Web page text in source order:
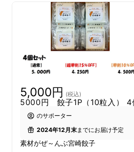
契約農家さんたちが丁寧に
くあんにしています。
野崎漬物株式会社は、宮崎県
業73年の老舗漬物屋です。
愛情をもって漬け込んだ沢庵
食卓へお届けしています。
素材の旨みを活かした沢庵は
級寿司店でも長年ご愛顧いた
5,000円 (税込)
5000円 餃子1P（10粒入） 4
のサポーター
2024年12月末までにお届け予定
素材がぜ～んぶ宮崎餃子